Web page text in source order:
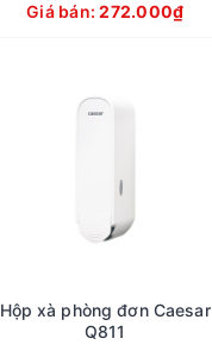
Giá bán:272.000₫
Hộp xà phòng đơn Caesar
Q811